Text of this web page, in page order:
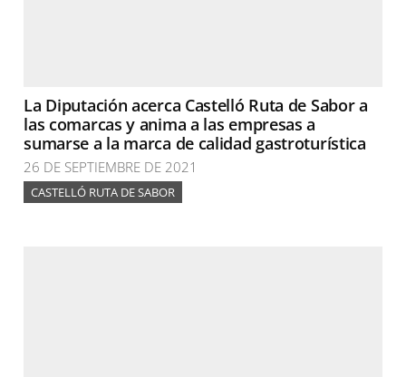
La Diputación acerca Castelló Ruta de Sabor a
las comarcas y anima a las empresas a
sumarse a la marca de calidad gastroturística
26 DE SEPTIEMBRE DE 2021
CASTELLÓ RUTA DE SABOR